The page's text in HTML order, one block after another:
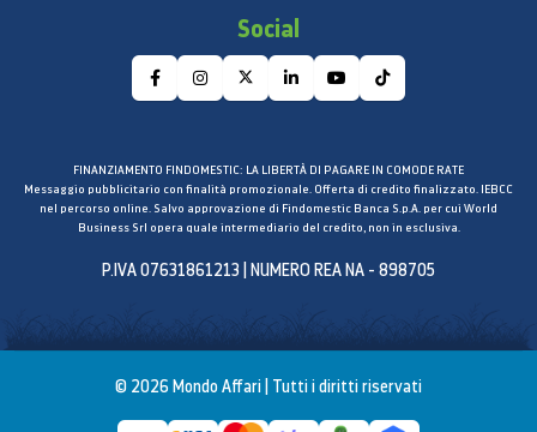
Social
FINANZIAMENTO FINDOMESTIC: LA LIBERTÀ DI PAGARE IN COMODE RATE
Messaggio pubblicitario con finalità promozionale. Offerta di credito finalizzato. IEBCC
nel percorso online. Salvo approvazione di Findomestic Banca S.p.A. per cui World
Business Srl opera quale intermediario del credito, non in esclusiva.
P.IVA 07631861213 | NUMERO REA NA - 898705
© 2026 Mondo Affari | Tutti i diritti riservati